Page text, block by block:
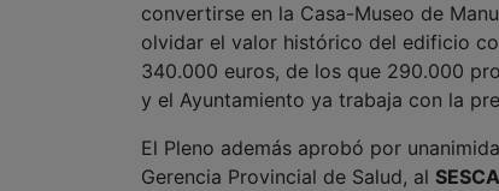
convertirse en la Casa-Museo de
olvidar el valor histórico del edificio
340.000 euros, de los que 290.000
y el Ayuntamiento ya trabaja con la
El Pleno además aprobó por
Gerencia Provincial de Salud, al